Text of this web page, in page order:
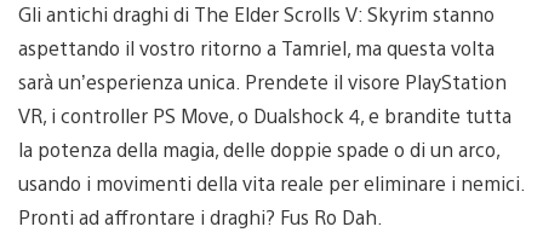
Gli antichi draghi di The Elder Scrolls V: Skyrim stanno
aspettando il vostro ritorno a Tamriel, ma questa volta
sarà un’esperienza unica. Prendete il visore PlayStation
VR, i controller PS Move, o Dualshock 4, e brandite tutta
la potenza della magia, delle doppie spade o di un arco,
usando i movimenti della vita reale per eliminare i nemici.
Pronti ad affrontare i draghi? Fus Ro Dah.